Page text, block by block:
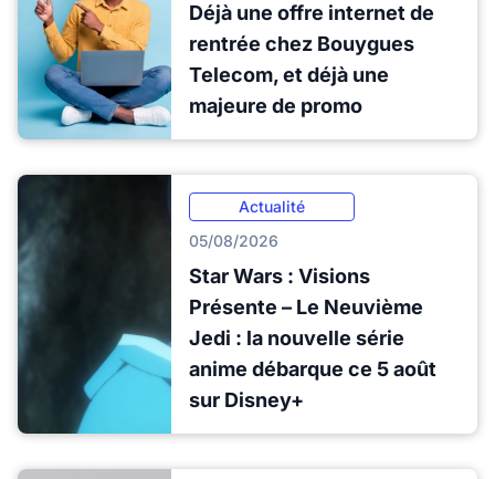
Déjà une offre internet de
rentrée chez Bouygues
Telecom, et déjà une
majeure de promo
Actualité
05/08/2026
Star Wars : Visions
Présente – Le Neuvième
Jedi : la nouvelle série
anime débarque ce 5 août
sur Disney+